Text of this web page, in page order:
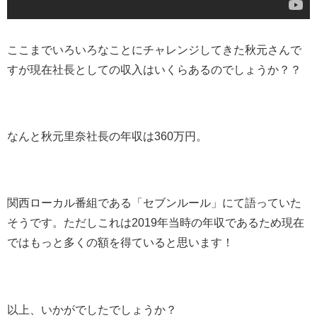
ここまでいろいろなことにチャレンジしてきた秋元さんで
すが現在社長としての収入はいくらあるのでしょうか？？
なんと秋元里奈社長の年収は360万円。
関西ローカル番組である「セブンルール」にて語っていた
そうです。ただしこれは2019年当時の年収であるため現在
ではもっと多くの額を得ていると思います！
以上、いかがでしたでしょうか？